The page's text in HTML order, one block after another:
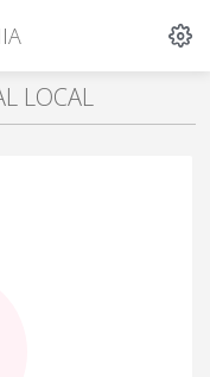
LOCAL